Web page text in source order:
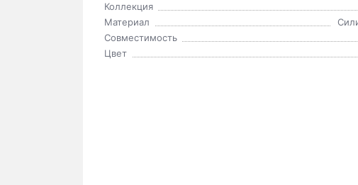
Коллекция
Материал
Совместимость
Цвет